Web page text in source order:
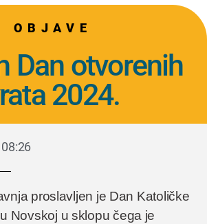
OBJAVE
Dan otvorenih
2024.
08:26
proslavljen je Dan Katoličke
Novskoj u sklopu čega je